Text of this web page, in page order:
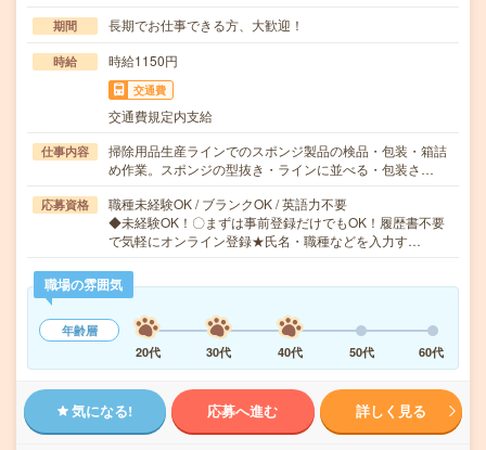
期間 長期でお仕事できる方、大歓迎！
時給 時給1150円
交通費
交通費規定内支給
仕事内容
掃除用品生産ラインでのスポンジ製品の検品・包装・箱詰
め作業。スポンジの型抜き・ラインに並べる・包装さ…
応募資格
職種未経験OK / ブランクOK / 英語力不要
◆未経験OK！〇まずは事前登録だけでもOK！履歴書不要
で気軽にオンライン登録★氏名・職種などを入力す…
職場の雰囲気
年齢層
20代
30代 40代 50代 60代
気になる! 応募へ進む 詳しく見る